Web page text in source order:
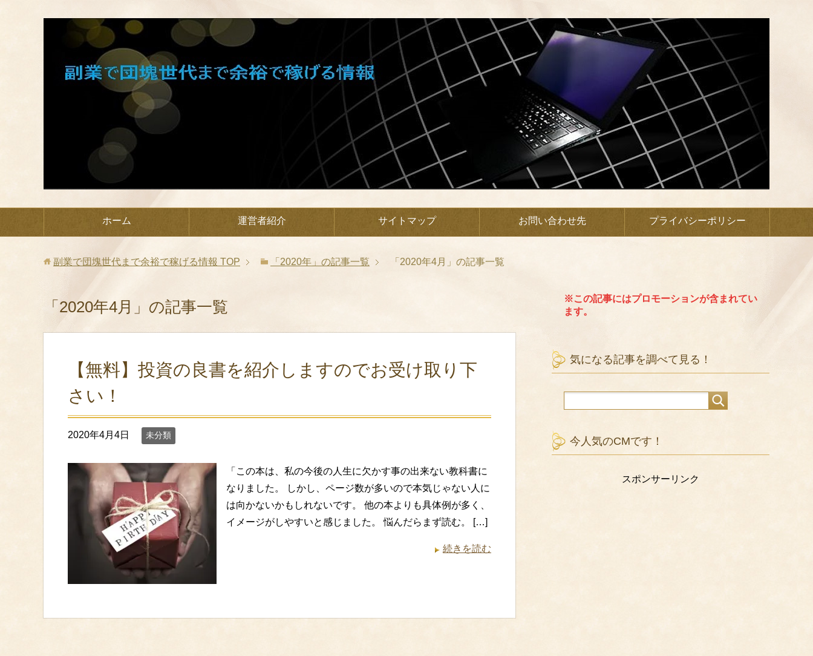
ホーム 運営者紹介 サイトマップ お問い合わせ先 プライバシーポリシー
副業で団塊世代まで余裕で稼げる情報 TOP 「2020年」の記事一覧 「2020年4月」の記事一覧
「2020年4月」の記事一覧
【無料】投資の良書を紹介しますのでお受け取り下
さい！
2020年4月4日 未分類
「この本は、私の今後の人生に欠かす事の出来ない教科書に
なりました。 しかし、ページ数が多いので本気じゃない人に
は向かないかもしれないです。 他の本よりも具体例が多く、
イメージがしやすいと感じました。 悩んだらまず読む。 […]
続きを読む
※この記事にはプロモーションが含まれてい
ます。
気になる記事を調べて見る！
今人気のCMです！
スポンサーリンク